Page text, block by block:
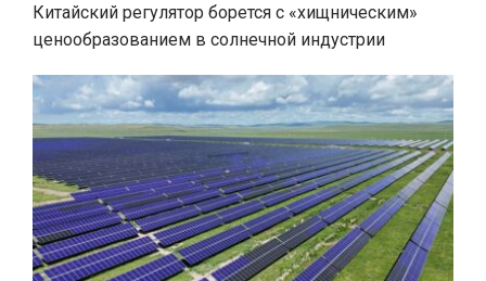
Китайский регулятор борется с «хищническим»
ценообразованием в солнечной индустрии